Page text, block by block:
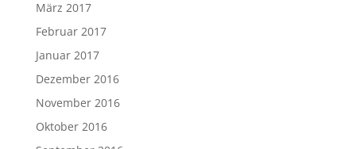
März 2017
Februar 2017
Januar 2017
Dezember 2016
November 2016
Oktober 2016